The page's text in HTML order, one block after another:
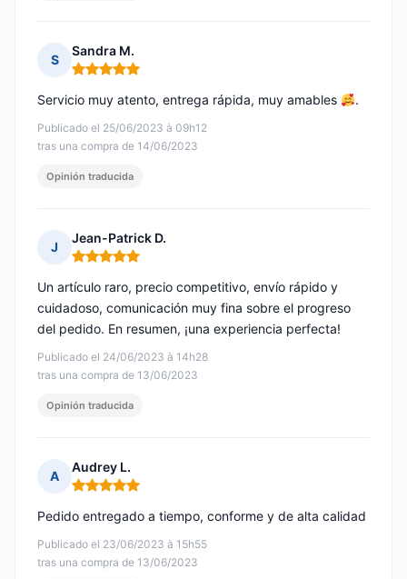
S
Sandra M.
Nota: 5 de 5
Publicado el 25/06/2023 à 09h12
tras una compra de 14/06/2023
Servicio muy atento, entrega rápida, muy amables .
Opinión traducida
J
Jean-Patrick D.
Nota: 5 de 5
Publicado el 24/06/2023 à 14h28
tras una compra de 13/06/2023
Un artículo raro, precio competitivo, envío rápido y
cuidadoso, comunicación muy fina sobre el progreso
del pedido. En resumen, ¡una experiencia perfecta!
Opinión traducida
A
Audrey L.
Nota: 5 de 5
Publicado el 23/06/2023 à 15h55
tras una compra de 13/06/2023
Pedido entregado a tiempo, conforme y de alta calidad